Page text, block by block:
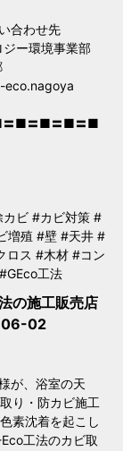
合わせ先
ー環境事業部
eco.nagoya
■〓■〓■〓■
ビ #カビ対策 #
増殖 #壁 #天井 #
ロス #木材 #コン
工法
の施工販売店
02
が、浴室の天
り・防カビ施工
素沈着を起こし
工法のカビ取